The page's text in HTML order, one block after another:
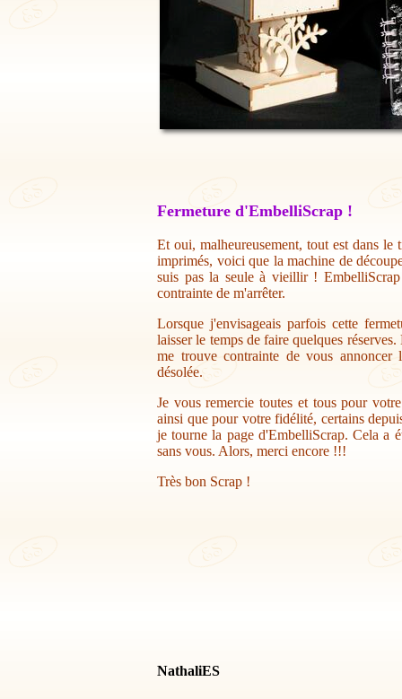
Fermeture d'EmbelliScrap !
Et oui, malheureusement, tout est dans
imprimés, voici que la machine de
suis pas la seule à vieillir !
contrainte de m'arrêter.
Lorsque j'envisageais parfois cette
laisser le temps de faire quelques
me trouve contrainte de vous annoncer
désolée.
Je vous remercie toutes et tous pour
ainsi que pour votre fidélité, certains
je tourne la page d'EmbelliScrap. Cela a
sans vous. Alors, merci encore !!!
Très bon Scrap !
NathaliES